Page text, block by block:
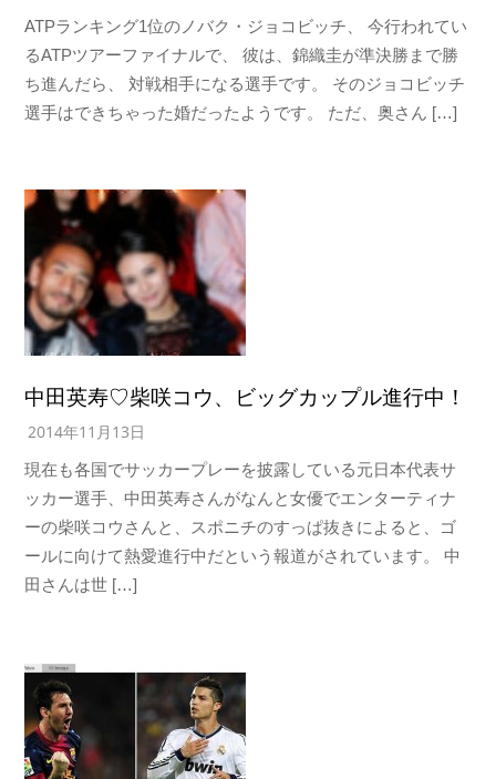
ATPランキング1位のノバク・ジョコビッチ、 今行われてい
るATPツアーファイナルで、 彼は、錦織圭が準決勝まで勝
ち進んだら、 対戦相手になる選手です。 そのジョコビッチ
選手はできちゃった婚だったようです。 ただ、奥さん […]
中田英寿♡柴咲コウ、ビッグカップル進行中！
2014年11月13日
現在も各国でサッカープレーを披露している元日本代表サ
ッカー選手、中田英寿さんがなんと女優でエンターティナ
ーの柴咲コウさんと、スポニチのすっぱ抜きによると、ゴ
ールに向けて熱愛進行中だという報道がされています。 中
田さんは世 […]